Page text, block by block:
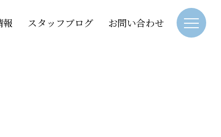
報 スタッフブログ お問い合わせ